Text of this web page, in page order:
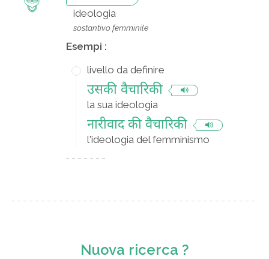
ideologia
sostantivo femminile
Esempi :
livello da definire
उसकी वैचारिकी
la sua ideologia
नारीवाद की वैचारिकी
l'ideologia del femminismo
Nuova ricerca ?